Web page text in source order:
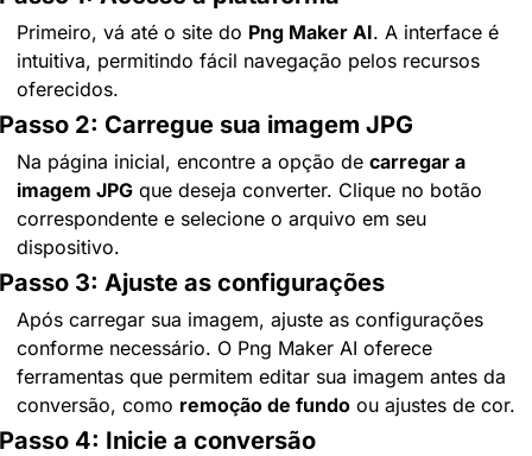
Primeiro, vá até o site do Png Maker AI. A interface é
intuitiva, permitindo fácil navegação pelos recursos
oferecidos.
Passo 2: Carregue sua imagem JPG
Na página inicial, encontre a opção de carregar a
imagem JPG que deseja converter. Clique no botão
correspondente e selecione o arquivo em seu
dispositivo.
Passo 3: Ajuste as configurações
Após carregar sua imagem, ajuste as configurações
conforme necessário. O Png Maker AI oferece
ferramentas que permitem editar sua imagem antes da
conversão, como remoção de fundo ou ajustes de cor.
Passo 4: Inicie a conversão